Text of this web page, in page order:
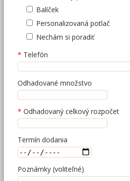
Balíček
Personalizovaná potlač
Nechám si poradiť
Telefón
Odhadované množstvo
Odhadovaný celkový rozpočet
Termín dodania
Poznámky (voliteľné)